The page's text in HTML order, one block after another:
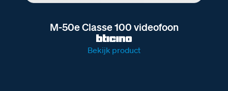
M-50e Classe 100 videofoon
Bekijk product